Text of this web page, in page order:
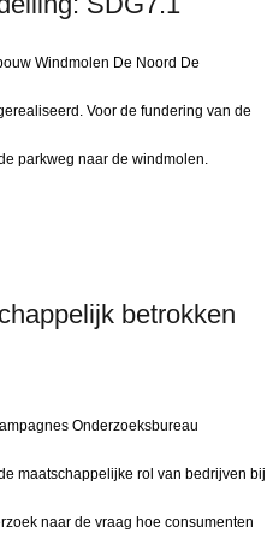
Windmolen De Noord De
Voor de fundering van de
parkweg naar de windmolen.
betrokken
Onderzoeksbureau
maatschappelijke rol van bedrijven bij
naar de vraag hoe consumenten